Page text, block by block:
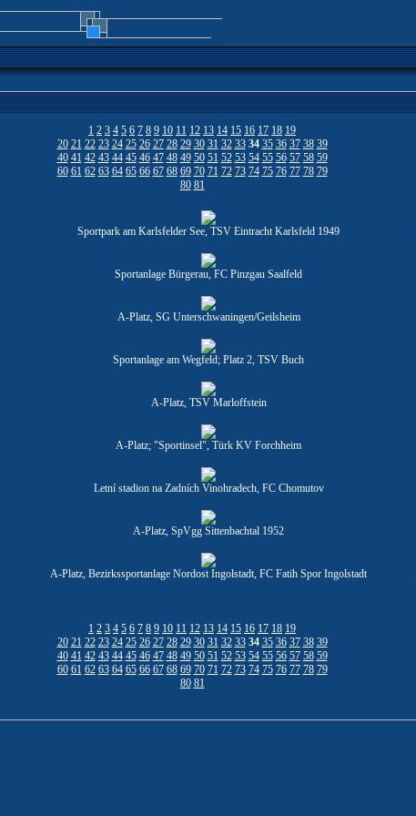
1 2 3 4 5 6 7 8 9 10 11 12 13 14 15 16 17 18 19
20 21 22 23 24 25 26 27 28 29 30 31 32 33 34 35 36 37 38 39
40 41 42 43 44 45 46 47 48 49 50 51 52 53 54 55 56 57 58 59
60 61 62 63 64 65 66 67 68 69 70 71 72 73 74 75 76 77 78 79
80 81
Sportpark am Karlsfelder See, TSV Eintracht Karlsfeld 1949
Sportanlage Bürgerau, FC Pinzgau Saalfeld
A-Platz, SG Unterschwaningen/Geilsheim
Sportanlage am Wegfeld; Platz 2, TSV Buch
A-Platz, TSV Marloffstein
A-Platz; "Sportinsel", Türk KV Forchheim
Letní stadion na Zadních Vinohradech, FC Chomutov
A-Platz, SpVgg Sittenbachtal 1952
A-Platz, Bezirkssportanlage Nordost Ingolstadt, FC Fatih Spor Ingolstadt
1 2 3 4 5 6 7 8 9 10 11 12 13 14 15 16 17 18 19
20 21 22 23 24 25 26 27 28 29 30 31 32 33 34 35 36 37 38 39
40 41 42 43 44 45 46 47 48 49 50 51 52 53 54 55 56 57 58 59
60 61 62 63 64 65 66 67 68 69 70 71 72 73 74 75 76 77 78 79
80 81